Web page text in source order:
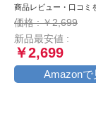
オートバイ ワン
マートフォンホ
ラーマウント付
携帯ホルダー,原
ホルダー,
phone mount,
振動吸収,
商品レビュー・口コミ
価格 : ￥2,699
新品最安値 :
￥2,699
Amazonで